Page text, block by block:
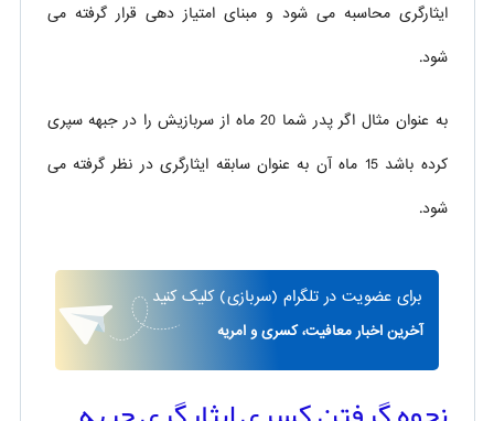
ایثارگری محاسبه می شود و مبنای امتیاز دهی قرار گرفته می
شود.
به عنوان مثال اگر پدر شما 20 ماه از سربازیش را در جبهه سپری
کرده باشد 15 ماه آن به عنوان سابقه ایثارگری در نظر گرفته می
شود.
برای عضویت در تلگرام (سربازی) کلیک کنید
آخرین اخبار معافیت، کسری و امریه